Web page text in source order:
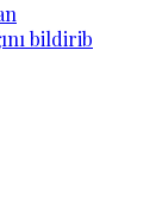
bildirib